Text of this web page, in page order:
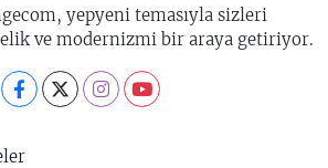
yepyeni temasıyla sizleri
ve modernizmi bir araya getiriyor.